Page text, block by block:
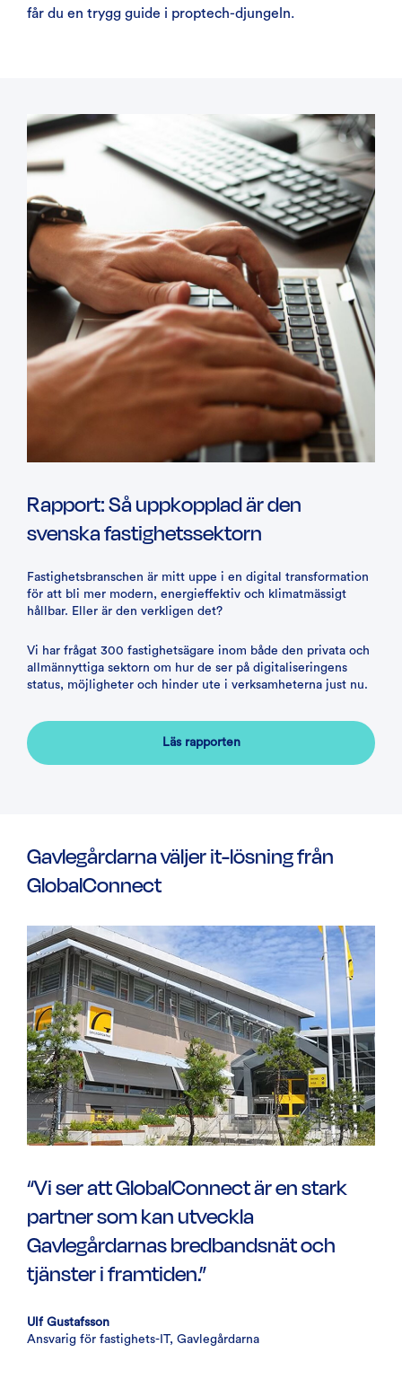
får du en trygg guide i proptech-djungeln.
Rapport: Så uppkopplad är den
svenska fastighetssektorn
Fastighetsbranschen är mitt uppe i en digital transformation
för att bli mer modern, energieffektiv och klimatmässigt
hållbar. Eller är den verkligen det?
Vi har frågat 300 fastighetsägare inom både den privata och
allmännyttiga sektorn om hur de ser på digitaliseringens
status, möjligheter och hinder ute i verksamheterna just nu.
Läs rapporten
Gavlegårdarna väljer it-lösning från
GlobalConnect
“Vi ser att GlobalConnect är en stark
partner som kan utveckla
Gavlegårdarnas bredbandsnät och
tjänster i framtiden.”
Ulf Gustafsson
Ansvarig för fastighets-IT, Gavlegårdarna